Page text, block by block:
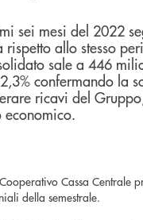
sei mesi del 2022
rispetto allo stesso
sale a 446
confermando la
ricavi del
economico.
Cassa Centrale
della semestrale.